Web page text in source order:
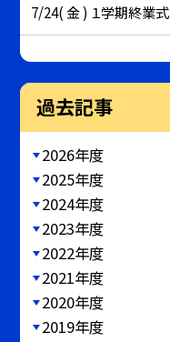
7/24( 金 ) １学期終業式
過去記事
2026年度
2025年度
2024年度
2023年度
2022年度
2021年度
2020年度
2019年度